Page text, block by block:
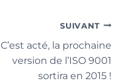
SUIVANT
C’est acté, la prochaine
version de l’ISO 9001
sortira en 2015 !